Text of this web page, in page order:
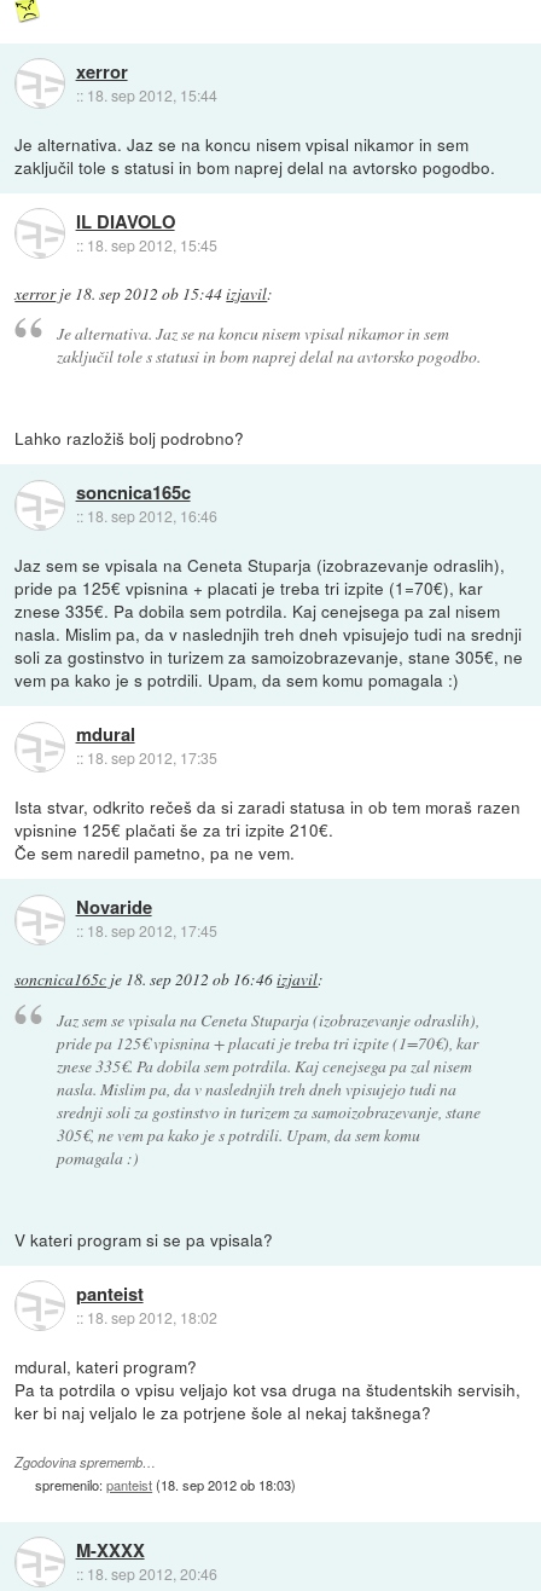
xerror
:: 18. sep 2012, 15:44
Je alternativa. Jaz se na koncu nisem vpisal nikamor in sem
zaključil tole s statusi in bom naprej delal na avtorsko pogodbo.
IL DIAVOLO
:: 18. sep 2012, 15:45
xerrorje 18. sep 2012 ob 15:44izjavil:
Je alternativa. Jaz se na koncu nisem vpisal nikamor in sem
zaključil tole s statusi in bom naprej delal na avtorsko pogodbo.
Lahko razložiš bolj podrobno?
soncnica165c
:: 18. sep 2012, 16:46
Jaz sem se vpisala na Ceneta Stuparja (izobrazevanje odraslih),
pride pa 125€ vpisnina + placati je treba tri izpite (1=70€), kar
znese 335€. Pa dobila sem potrdila. Kaj cenejsega pa zal nisem
nasla. Mislim pa, da v naslednjih treh dneh vpisujejo tudi na srednji
soli za gostinstvo in turizem za samoizobrazevanje, stane 305€, ne
vem pa kako je s potrdili. Upam, da sem komu pomagala :)
mdural
:: 18. sep 2012, 17:35
Ista stvar, odkrito rečeš da si zaradi statusa in ob tem moraš razen
vpisnine 125€ plačati še za tri izpite 210€.
Če sem naredil pametno, pa ne vem.
Novaride
:: 18. sep 2012, 17:45
soncnica165c je 18. sep 2012 ob 16:46izjavil:
Jaz sem se vpisala na Ceneta Stuparja (izobrazevanje odraslih),
pride pa 125€ vpisnina + placati je treba tri izpite (1=70€), kar
znese 335€. Pa dobila sem potrdila. Kaj cenejsega pa zal nisem
nasla. Mislim pa, da v naslednjih treh dneh vpisujejo tudi na
srednji soli za gostinstvo in turizem za samoizobrazevanje, stane
305€, ne vem pa kako je s potrdili. Upam, da sem komu
pomagala :)
V kateri program si se pa vpisala?
panteist
:: 18. sep 2012, 18:02
mdural, kateri program?
Pa ta potrdila o vpisu veljajo kot vsa druga na študentskih servisih,
ker bi naj veljalo le za potrjene šole al nekaj takšnega?
Zgodovina sprememb…
spremenilo:panteist(18. sep 2012 ob 18:03)
M-XXXX
:: 18. sep 2012, 20:46